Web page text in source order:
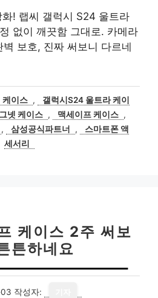
! 랩씨 갤럭시 S24 울트라
없이 깨끗함 그대로. 카메라
보호, 진짜 써보니 다르네
케이스 ,
갤럭시S24 울트라 케이
넷 케이스 , 맥세이프 케이스 ,
, 삼성공식파트너 ,
스마트폰 액
세서리
케이스 2주 써보
튼하네요
작성자: